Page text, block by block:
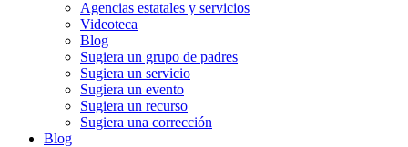
Agencias estatales y servicios
Videoteca
Blog
Sugiera un grupo de padres
Sugiera un servicio
Sugiera un evento
Sugiera un recurso
Sugiera una corrección
Blog